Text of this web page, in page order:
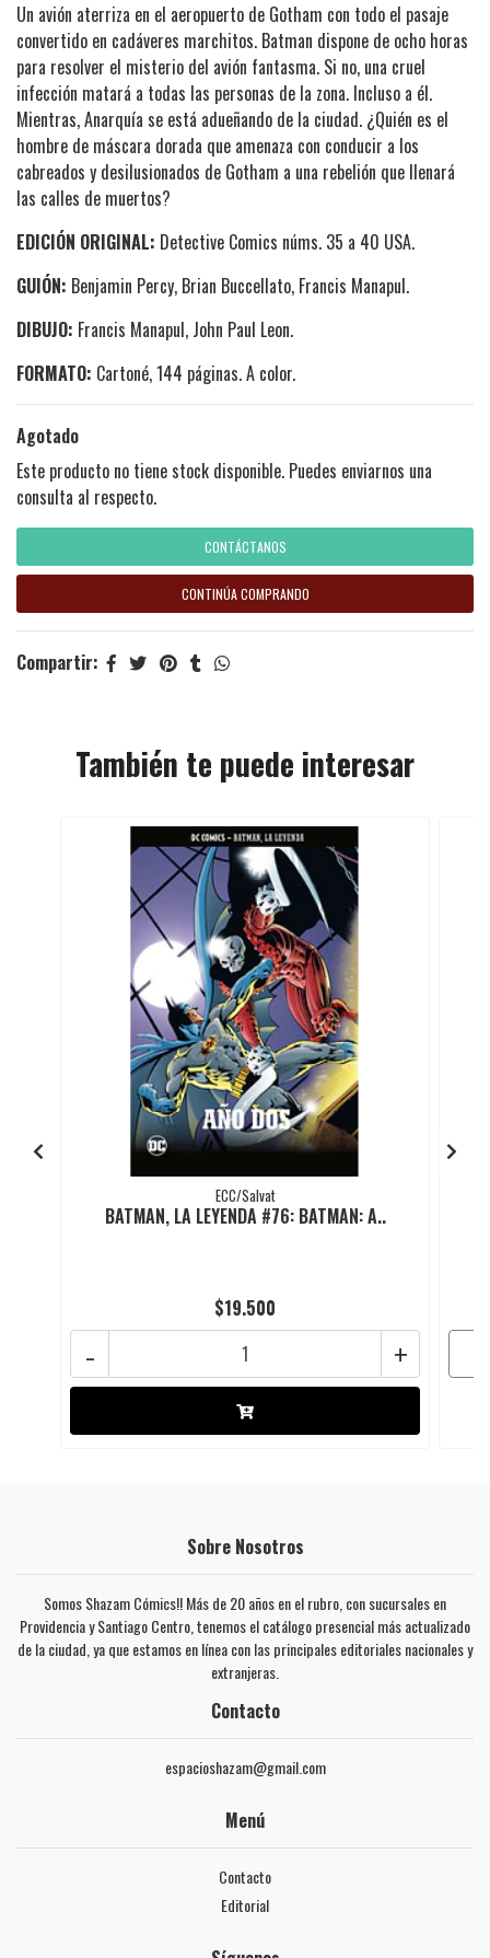
Un avión aterriza en el aeropuerto de Gotham con todo el pasaje
convertido en cadáveres marchitos. Batman dispone de ocho horas
para resolver el misterio del avión fantasma. Si no, una cruel
infección matará a todas las personas de la zona. Incluso a él.
Mientras, Anarquía se está adueñando de la ciudad. ¿Quién es el
hombre de máscara dorada que amenaza con conducir a los
cabreados y desilusionados de Gotham a una rebelión que llenará
las calles de muertos?
EDICIÓN ORIGINAL: Detective Comics núms. 35 a 40 USA.
GUIÓN: Benjamin Percy, Brian Buccellato, Francis Manapul.
DIBUJO: Francis Manapul, John Paul Leon.
FORMATO: Cartoné, 144 páginas. A color.
Agotado
Este producto no tiene stock disponible. Puedes enviarnos una
consulta al respecto.
CONTÁCTANOS
CONTINÚA COMPRANDO
Compartir:
También te puede interesar
ECC/Salvat
BATMAN, LA LEYENDA #76: BATMAN: A..
$19.500
+
-
Sobre Nosotros
Somos Shazam Cómics!! Más de 20 años en el rubro, con sucursales en
Providencia y Santiago Centro, tenemos el catálogo presencial más actualizado
de la ciudad, ya que estamos en línea con las principales editoriales nacionales y
extranjeras.
Contacto
espacioshazam@gmail.com
Menú
Contacto
Editorial